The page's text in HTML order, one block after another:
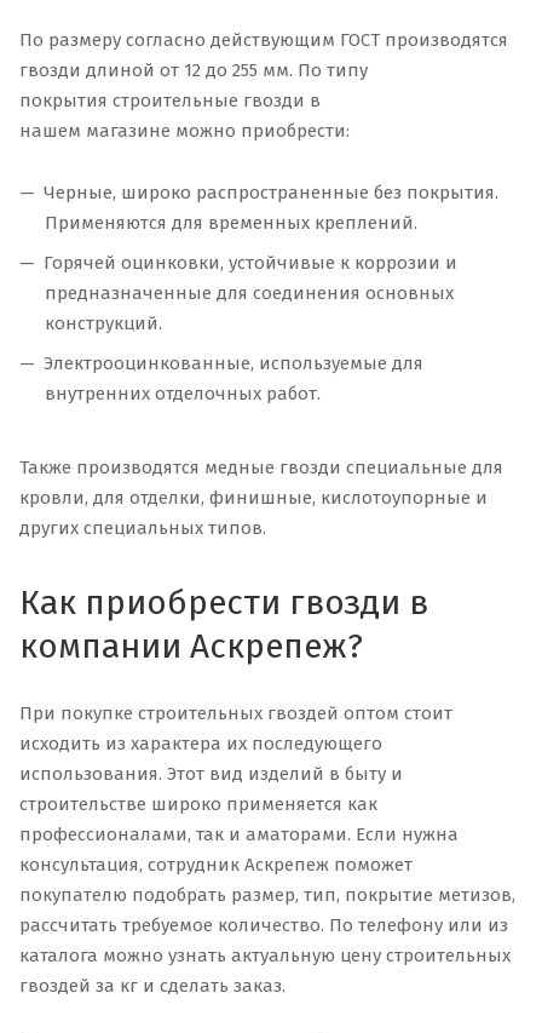
По размеру согласно действующим ГОСТ производятся
гвозди длиной от 12 до 255 мм. По типу
покрытия строительные гвозди в
нашем магазине можно приобрести:
Черные, широко распространенные без покрытия.
Применяются для временных креплений.
Горячей оцинковки, устойчивые к коррозии и
предназначенные для соединения основных
конструкций.
Электрооцинкованные, используемые для
внутренних отделочных работ.
Также производятся медные гвозди специальные для
кровли, для отделки, финишные, кислотоупорные и
других специальных типов.
Как приобрести гвозди в
компании Аскрепеж?
При покупке строительных гвоздей оптом стоит
исходить из характера их последующего
использования. Этот вид изделий в быту и
строительстве широко применяется как
профессионалами, так и аматорами. Если нужна
консультация, сотрудник Аскрепеж поможет
покупателю подобрать размер, тип, покрытие метизов,
рассчитать требуемое количество. По телефону или из
каталога можно узнать актуальную цену строительных
гвоздей за кг и сделать заказ.